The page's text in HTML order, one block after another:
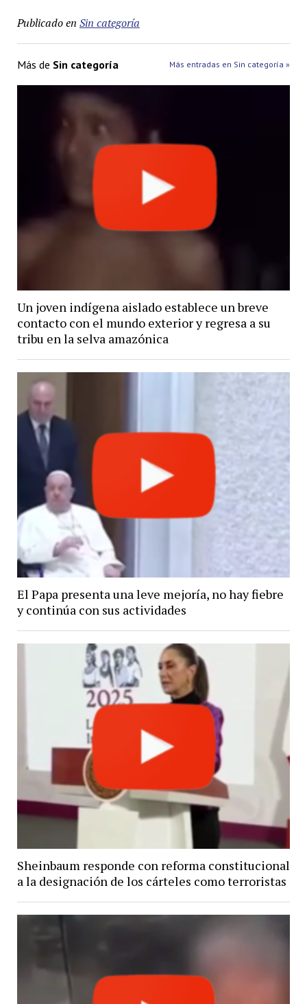
Publicado en Sin categoría
Más de Sin categoría Más entradas en Sin categoría »
Un joven indígena aislado establece un breve
contacto con el mundo exterior y regresa a su
tribu en la selva amazónica
El Papa presenta una leve mejoría, no hay fiebre
y continúa con sus actividades
Sheinbaum responde con reforma constitucional
a la designación de los cárteles como terroristas